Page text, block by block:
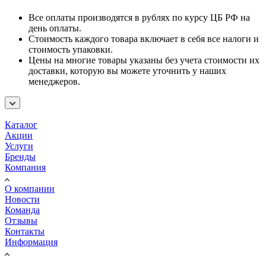
Все оплаты производятся в рублях по курсу ЦБ РФ на
день оплаты.
Стоимость каждого товара включает в себя все налоги и
стоимость упаковки.
Цены на многие товары указаны без учета стоимости их
доставки, которую вы можете уточнить у наших
менеджеров.
Каталог
Акции
Услуги
Бренды
Компания
О компании
Новости
Команда
Отзывы
Контакты
Информация